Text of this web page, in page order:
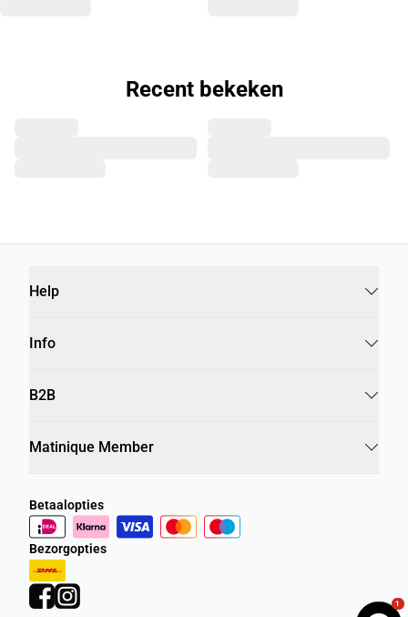
Recent bekeken
Help
Info
B2B
Matinique Member
Betaalopties
Bezorgopties
1